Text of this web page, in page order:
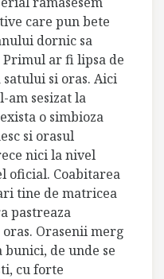
care pun bete
dornic sa
ar fi lipsa de
si oras. Aici
am sesizat la
o simbioza
si orasul
nici la nivel
oficial. Coabitarea
tine de matricea
pastreaza
Orasenii merg
de unde se
cu forte